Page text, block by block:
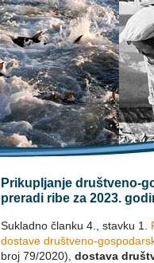
Prikupljanje društveno-
preradi ribe za 2023.
Sukladno članku 4., stavku 1.
dostave društveno-
broj 79/2020), dostava